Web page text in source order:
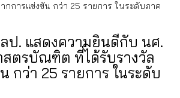
การแข่งขัน กว่า 25 รายการ ในระดับภาค
ป. แสดงความยินดีกับ นศ.
ตรบัณฑิต ที่ได้รับรางวัล
กว่า 25 รายการ ในระดับ